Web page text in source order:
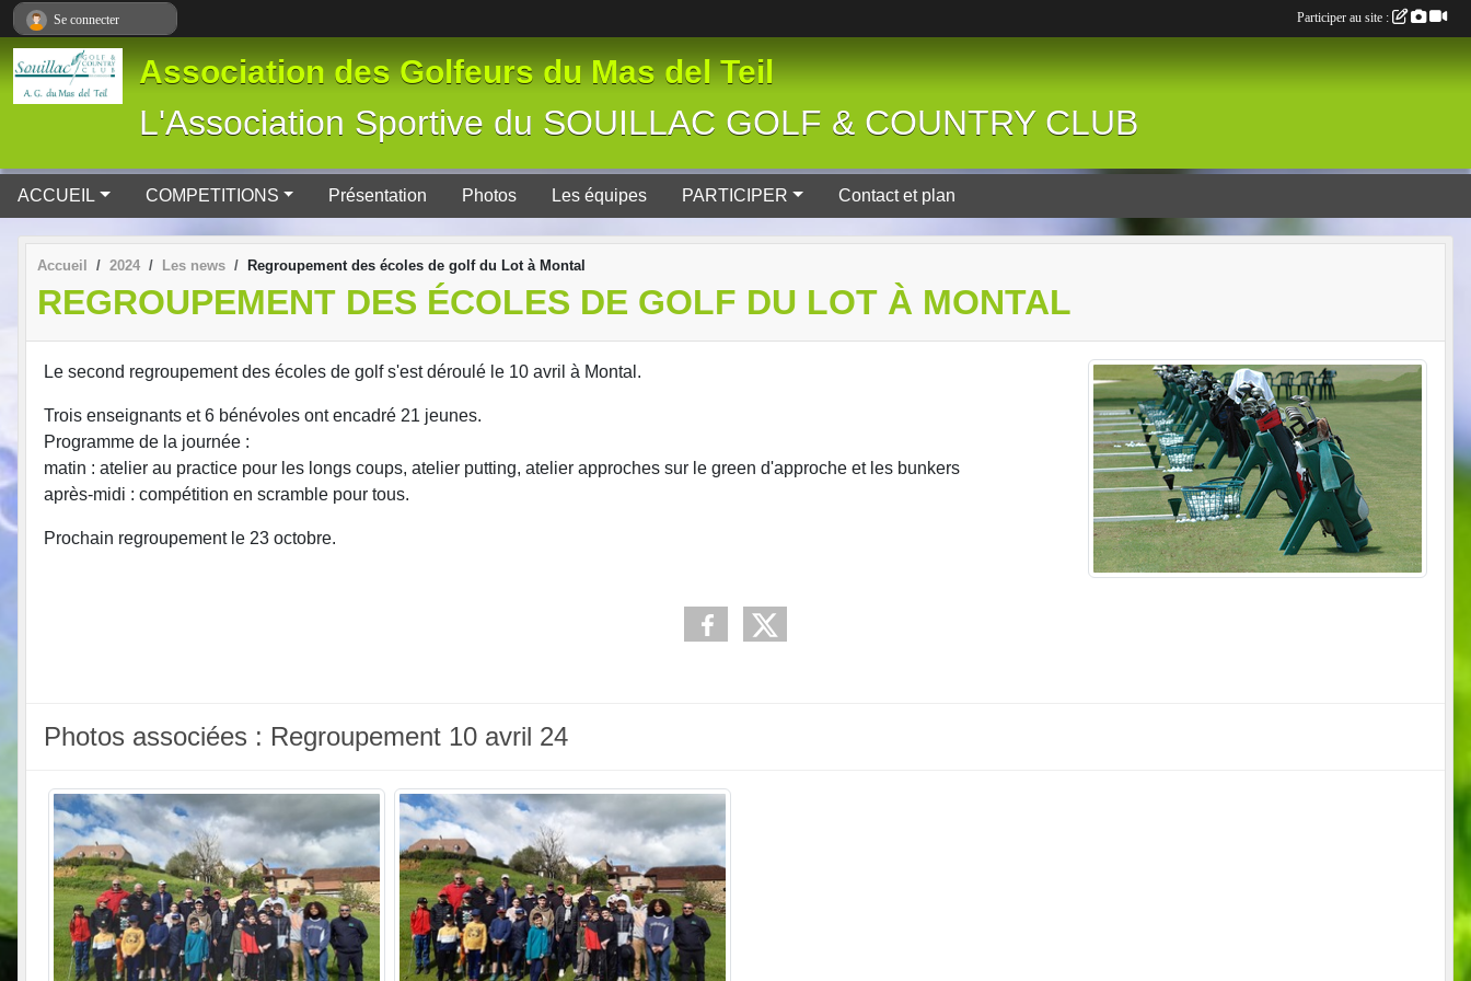
Association des Golfeurs du Mas del Teil
L'Association Sportive du SOUILLAC GOLF & COUNTRY CLUB
ACCUEIL COMPETITIONS Présentation Photos Les équipes PARTICIPER Contact et plan
Accueil 2024 Les news Regroupement des écoles de golf du Lot à Montal
REGROUPEMENT DES ÉCOLES DE GOLF DU LOT À MONTAL
Le second regroupement des écoles de golf s'est déroulé le 10 avril à Montal.
Trois enseignants et 6 bénévoles ont encadré 21 jeunes.
Programme de la journée :
matin : atelier au practice pour les longs coups, atelier putting, atelier approches sur le green d'approche et les bunkers
après-midi : compétition en scramble pour tous.
Prochain regroupement le 23 octobre.
Photos associées : Regroupement 10 avril 24
Se connecter Participer au site :
Panneau de gestion des cookies